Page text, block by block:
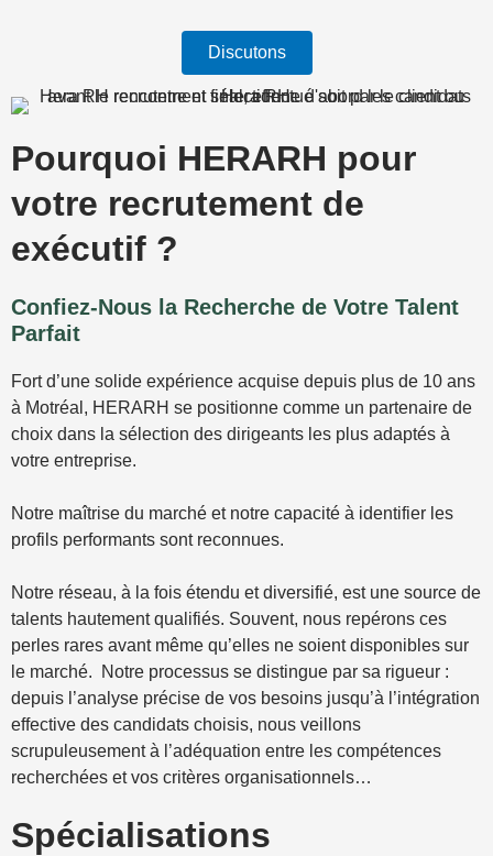
Discutons
Pourquoi HERARH pour
votre recrutement de
exécutif ?
Confiez-Nous la Recherche de Votre Talent
Parfait
Fort d’une solide expérience acquise depuis plus de 10 ans
à Motréal, HERARH se positionne comme un partenaire de
choix dans la sélection des dirigeants les plus adaptés à
votre entreprise.
Notre maîtrise du marché et notre capacité à identifier les
profils performants sont reconnues.
Notre réseau, à la fois étendu et diversifié, est une source de
talents hautement qualifiés. Souvent, nous repérons ces
perles rares avant même qu’elles ne soient disponibles sur
le marché. Notre processus se distingue par sa rigueur :
depuis l’analyse précise de vos besoins jusqu’à l’intégration
effective des candidats choisis, nous veillons
scrupuleusement à l’adéquation entre les compétences
recherchées et vos critères organisationnels…
Spécialisations